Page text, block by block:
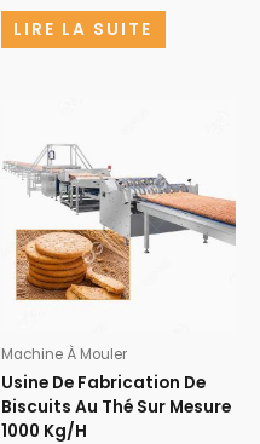
Note
sur
5
LIRE LA SUITE
Machine À Mouler
Usine De Fabrication De
Biscuits Au Thé Sur Mesure
1000 Kg/H